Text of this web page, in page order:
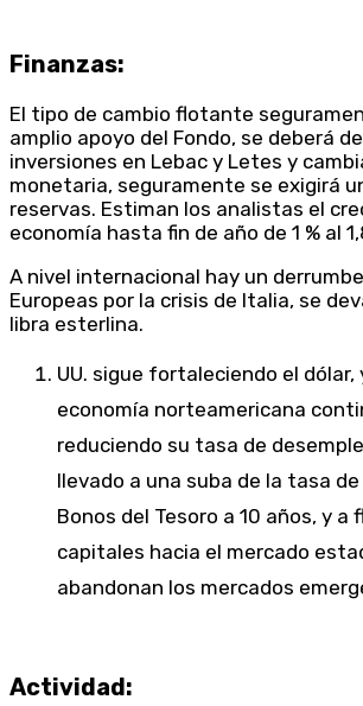
Finanzas:
El tipo de cambio flotante
amplio apoyo del Fondo, se deberá
inversiones en Lebac y Letes y
monetaria, seguramente se exigirá
reservas. Estiman los analistas el
economía hasta fin de año de 1 % al
A nivel internacional hay un
Europeas por la crisis de Italia, se
libra esterlina.
UU. sigue fortaleciendo el dólar,
economía norteamericana
reduciendo su tasa de
llevado a una suba de la tasa
Bonos del Tesoro a 10 años, y a
capitales hacia el mercado
abandonan los mercados
Actividad: